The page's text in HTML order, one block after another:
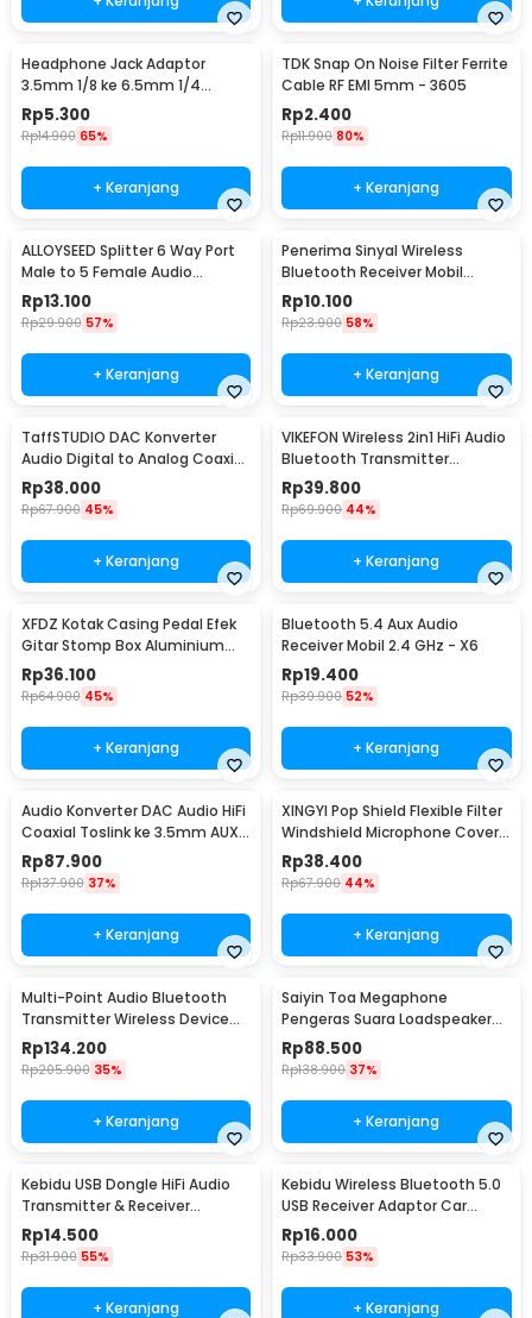
Headphone Jack Adaptor
3.5mm 1/8 ke 6.5mm 1/4
Stereo - PJ1652
Rp5.300
Rp14.900 65%
+ Keranjang
TDK Snap On Noise Filter Ferrite
Cable RF EMI 5mm - 3605
Rp2.400
Rp11.900 80%
+ Keranjang
ALLOYSEED Splitter 6 Way Port
Male to 5 Female Audio
Earphone 3.5mm - JLT108
Rp13.100
Rp29.900 57%
+ Keranjang
Penerima Sinyal Wireless
Bluetooth Receiver Mobil
3.5mm Jack - BT-163
Rp10.100
Rp23.900 58%
+ Keranjang
TaffSTUDIO DAC Konverter
Audio Digital to Analog Coaxial
Toslink RCA - TC51800
Rp38.000
Rp67.900 45%
+ Keranjang
VIKEFON Wireless 2in1 HiFi Audio
Bluetooth Transmitter
Receiver 3.5mm - B6
Rp39.800
Rp69.900 44%
+ Keranjang
XFDZ Kotak Casing Pedal Efek
Gitar Stomp Box Aluminium
112x60x30mm - 1590BB
Rp36.100
Rp64.900 45%
+ Keranjang
Bluetooth 5.4 Aux Audio
Receiver Mobil 2.4 GHz - X6
Rp19.400
Rp39.900 52%
+ Keranjang
Audio Konverter DAC Audio HiFi
Coaxial Toslink ke 3.5mm AUX
RCA - AV-C6
Rp87.900
Rp137.900 37%
+ Keranjang
XINGYI Pop Shield Flexible Filter
Windshield Microphone Cover -
XY360
Rp38.400
Rp67.900 44%
+ Keranjang
Multi-Point Audio Bluetooth
Transmitter Wireless Device
Connector - H-366T
Rp134.200
Rp205.900 35%
+ Keranjang
Saiyin Toa Megaphone
Pengeras Suara Loadspeaker
Horn 7Tone Sirene 100W - HW-
1006
Rp88.500
Rp138.900 37%
+ Keranjang
Kebidu USB Dongle HiFi Audio
Transmitter & Receiver
Bluetooth 5.0 - KN320
Rp14.500
Rp31.900 55%
+ Keranjang
Kebidu Wireless Bluetooth 5.0
USB Receiver Adaptor Car
Speaker - ZF169
Rp16.000
Rp33.900 53%
+ Keranjang